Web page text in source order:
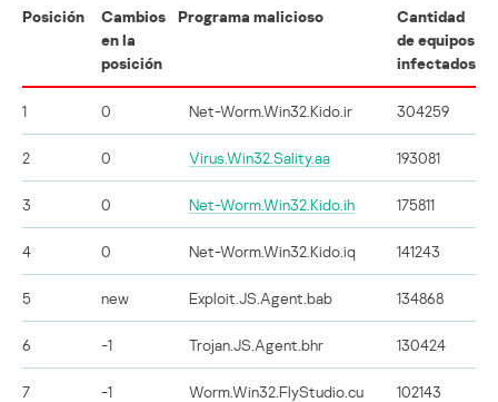
Posición
Cambios
en la
posición
Programa malicioso
Cantidad
de equipos
infectados
1 0 Net-Worm.Win32.Kido.ir 304259
2 0 Virus.Win32.Sality.aa 193081
3 0 Net-Worm.Win32.Kido.ih 175811
4 0 Net-Worm.Win32.Kido.iq 141243
5 new Exploit.JS.Agent.bab 134868
6 -1 Trojan.JS.Agent.bhr 130424
7 -1 Worm.Win32.FlyStudio.cu 102143